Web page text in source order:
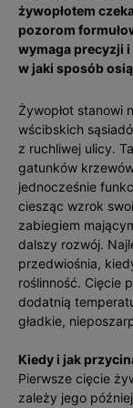
żywopłotem
pozorom
wymaga precyzji
w jaki sposób
Żywopłot stanowi
wścibskich
z ruchliwej ulicy.
gatunków
jednocześnie
ciesząc wzrok
zabiegiem
dalszy rozwój.
przedwiośnia,
roślinność. Cięcie
dodatnią
gładkie,
Kiedy i jak
Pierwsze cięcie
zależy jego